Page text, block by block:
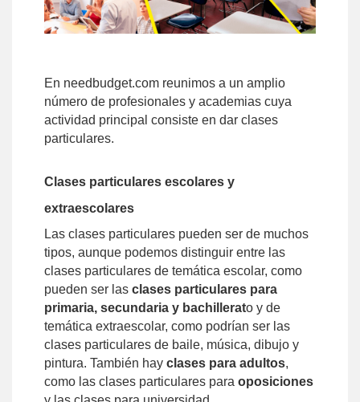
En needbudget.com reunimos a un amplio
número de profesionales y academias cuya
actividad principal consiste en dar clases
particulares.
Clases particulares escolares y
extraescolares
Las clases particulares pueden ser de muchos
tipos, aunque podemos distinguir entre las
clases particulares de temática escolar, como
pueden ser las clases particulares para
primaria, secundaria y bachillerato y de
temática extraescolar, como podrían ser las
clases particulares de baile, música, dibujo y
pintura. También hay clases para adultos,
como las clases particulares para oposiciones